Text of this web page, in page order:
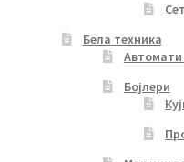
Бела техника
Автомати
Бојлери